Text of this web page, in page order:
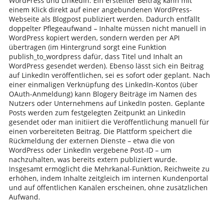
einem Klick direkt auf einer angebundenen WordPress-
Webseite als Blogpost publiziert werden. Dadurch entfällt
doppelter Pflegeaufwand – Inhalte müssen nicht manuell in
WordPress kopiert werden, sondern werden per API
übertragen (im Hintergrund sorgt eine Funktion
publish_to_wordpress dafür, dass Titel und Inhalt an
WordPress gesendet werden). Ebenso lässt sich ein Beitrag
auf LinkedIn veröffentlichen, sei es sofort oder geplant. Nach
einer einmaligen Verknüpfung des LinkedIn-Kontos (über
OAuth-Anmeldung) kann Blogery Beiträge im Namen des
Nutzers oder Unternehmens auf LinkedIn posten. Geplante
Posts werden zum festgelegten Zeitpunkt an LinkedIn
gesendet oder man initiiert die Veröffentlichung manuell für
einen vorbereiteten Beitrag. Die Plattform speichert die
Rückmeldung der externen Dienste – etwa die von
WordPress oder LinkedIn vergebene Post-ID – um
nachzuhalten, was bereits extern publiziert wurde.
Insgesamt ermöglicht die Mehrkanal-Funktion, Reichweite zu
erhöhen, indem Inhalte zeitgleich im internen Kundenportal
und auf öffentlichen Kanälen erscheinen, ohne zusätzlichen
Aufwand.